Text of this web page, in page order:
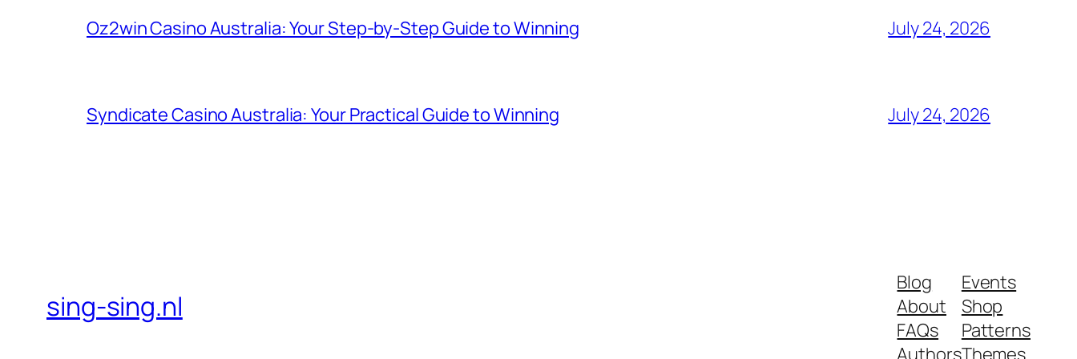
Oz2win Casino Australia: Your Step-by-Step Guide to Winning July 24, 2026
Syndicate Casino Australia: Your Practical Guide to Winning July 24, 2026
sing-sing.nl
Blog
About
FAQs
Authors
Events
Shop
Patterns
Themes